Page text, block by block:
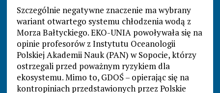
Szczególnie negatywne znaczenie ma wybrany
wariant otwartego systemu chłodzenia wodą z
Morza Bałtyckiego. EKO-UNIA powoływała się na
opinie profesorów z Instytutu Oceanologii
Polskiej Akademii Nauk (PAN) w Sopocie, którzy
ostrzegali przed poważnym ryzykiem dla
ekosystemu. Mimo to, GDOŚ – opierając się na
kontropiniach przedstawionych przez Polskie